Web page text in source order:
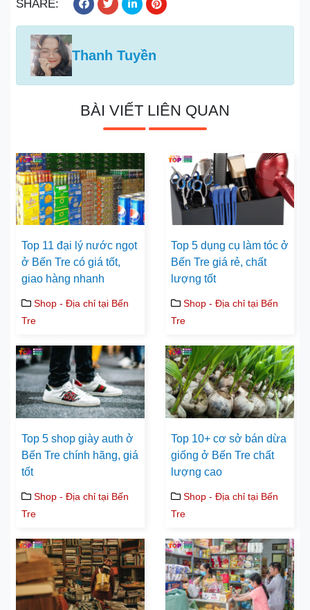
SHARE:
Thanh Tuyền
BÀI VIẾT LIÊN QUAN
Top 11 đại lý nước ngọt
ở Bến Tre có giá tốt,
giao hàng nhanh
Shop - Địa chỉ tại Bến
Tre
Top 5 dụng cụ làm tóc ở
Bến Tre giá rẻ, chất
lượng tốt
Shop - Địa chỉ tại Bến
Tre
Top 5 shop giày auth ở
Bến Tre chính hãng, giá
tốt
Shop - Địa chỉ tại Bến
Tre
Top 10+ cơ sở bán dừa
giống ở Bến Tre chất
lượng cao
Shop - Địa chỉ tại Bến
Tre